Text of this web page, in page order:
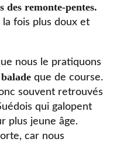
des remonte-pentes.
la fois plus doux et
nous le pratiquons
que de course.
souvent retrouvés
qui galopent
plus jeune âge.
car nous